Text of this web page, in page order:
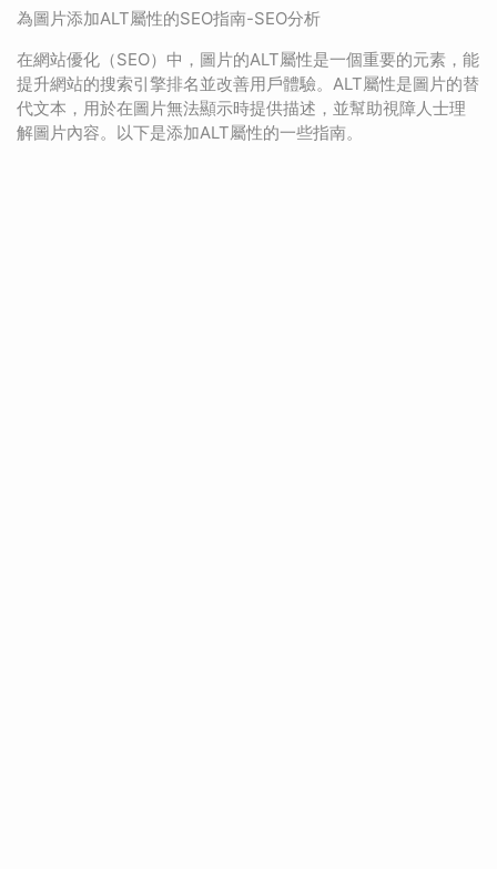
為圖片添加ALT屬性的SEO指南-SEO分析
在網站優化（SEO）中，圖片的ALT屬性是一個重要的元素，能
提升網站的搜索引擎排名並改善用戶體驗。ALT屬性是圖片的替
代文本，用於在圖片無法顯示時提供描述，並幫助視障人士理
解圖片內容。以下是添加ALT屬性的一些指南。